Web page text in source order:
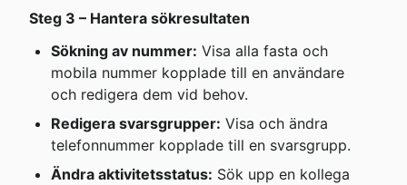
Steg 3 – Hantera sökresultaten
Sökning av nummer: Visa alla fasta och
mobila nummer kopplade till en användare
och redigera dem vid behov.
Redigera svarsgrupper: Visa och ändra
telefonnummer kopplade till en svarsgrupp.
Ändra aktivitetsstatus: Sök upp en kollega